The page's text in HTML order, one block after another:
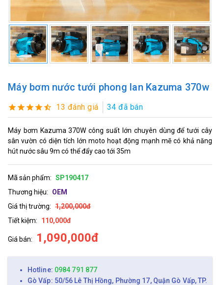
Máy bơm nước tưới phong lan Kazuma 370w
13 đánh giá 34 đã bán
Máy bơm Kazuma 370W công suất lớn chuyên dùng để tưới cây
sân vườn có diện tích lớn moto hoạt động mạnh mẽ có khả năng
hút nước sâu 9m có thể đẩy cao tới 35m
Mã sản phẩm: SP190417
Thương hiệu:
OEM
Giá thị trường: 1,200,000đ
Tiết kiệm:
110,000đ
Giá bán: 1,090,000đ
Hotline: 0984 791 877
Gò Vấp: 50/56 Lê Thị Hồng, Phường 17, Quận Gò Vấp, TP.